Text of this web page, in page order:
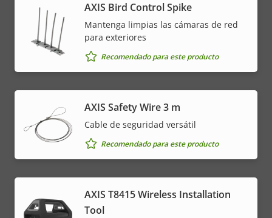
AXIS Bird Control Spike
Mantenga limpias las cámaras de red
para exteriores
Recomendado para este producto
AXIS Safety Wire 3 m
Cable de seguridad versátil
Recomendado para este producto
AXIS T8415 Wireless Installation
Tool